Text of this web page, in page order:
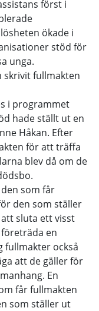
först i
ökade i
stöd för
unga.
skrivit fullmakten
i programmet
hade ställt ut en
Håkan. Efter
för att träffa
blev då om de
som får
den som ställer
sluta ett visst
en
fullmakter också
att de gäller för
En
får fullmakten
som ställer ut